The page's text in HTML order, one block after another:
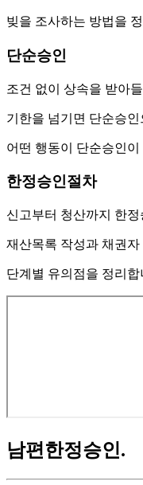
빚을 조사하는 방법을
단순승인
조건 없이 상속을 받아
기한을 넘기면 단순승
어떤 행동이 단순승인
한정승인절차
신고부터 청산까지 한
재산목록 작성과 채권
단계별 유의점을 정리합
남편한정승인.